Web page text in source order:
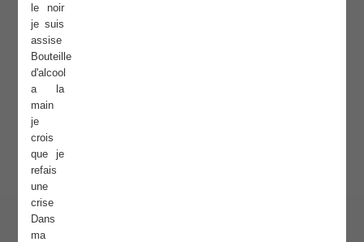
le noir
je suis
assise
Bouteille
d'alcool
a la
main
je
crois
que je
refais
une
crise
Dans
ma